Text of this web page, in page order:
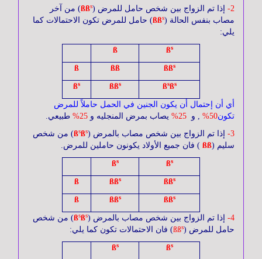
2-
إذا تم الزواج بين شخص حامل للمرض (
ßßs
) من آخر
مصاب بنفس الحالة (
ßßs
) حامل للمرض تكون الاحتمالات كما
يلي:
ßs
ß
ßßs
ßß
ß
ßsßs
ßßs
ßs
أي أن إحتمال أن يكون الجنين في الحمل حاملاً للمرض
تكون50% , و 25% يصاب بمرض المنجليه و 25%
طبيعي.
3-
إذا تم الزواج بين شخص مصاب بالمرض (
ßsßs
) من شخص
سليم (ßß ) فان جميع الأولاد يكونون حاملين للمرض.
ßs
ßs
ßßs
ßßs
ß
ßßs
ßßs
ß
4- إذا تم الزواج بين شخص مصاب بالمرض (
ßsßs
) من شخص
حامل للمرض (
ßßs
) فان الاحتمالات تكون كما يلي:
ßs
ßs